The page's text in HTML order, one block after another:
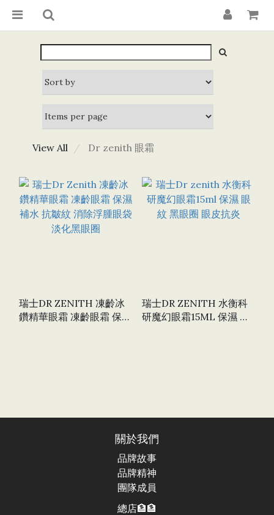
View All Dr zenith 眼霜
瑞士DR ZENITH 凍齡冰
鑽精華眼霜 凍齡眼霜 保濕
瑞士DR ZENITH 水衡科
研魔幻眼霜15ML 保濕 眼
關於我們
品牌故事
品牌精神
團隊成員
總店🏦🏦